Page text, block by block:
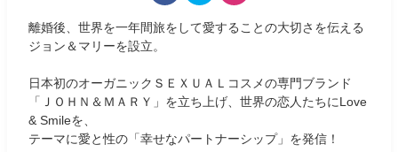
離婚後、世界を一年間旅をして愛することの大切さを伝える
ジョン＆マリーを設立。
日本初のオーガニックＳＥＸＵＡＬコスメの専門ブランド
「ＪＯＨＮ＆ＭＡＲＹ」を立ち上げ、世界の恋人たちにLove
& Smileを、
テーマに愛と性の「幸せなパートナーシップ」を発信！